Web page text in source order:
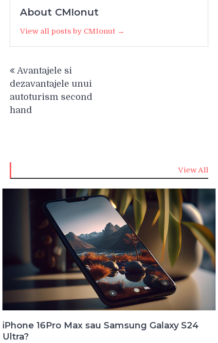
About CMIonut
View all posts by CMIonut →
în
articole
Avantajele si
dezavantajele unui
autoturism second
hand
View All
iPhone 16Pro Max sau Samsung Galaxy S24
Ultra?